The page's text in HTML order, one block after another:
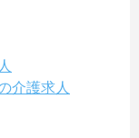
介護求人